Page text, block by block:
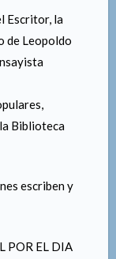
Escritor, la
de Leopoldo
Biblioteca
escriben y
POR EL DIA